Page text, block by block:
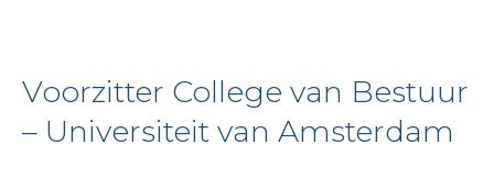
Voorzitter College van Bestuur
– Universiteit van Amsterdam